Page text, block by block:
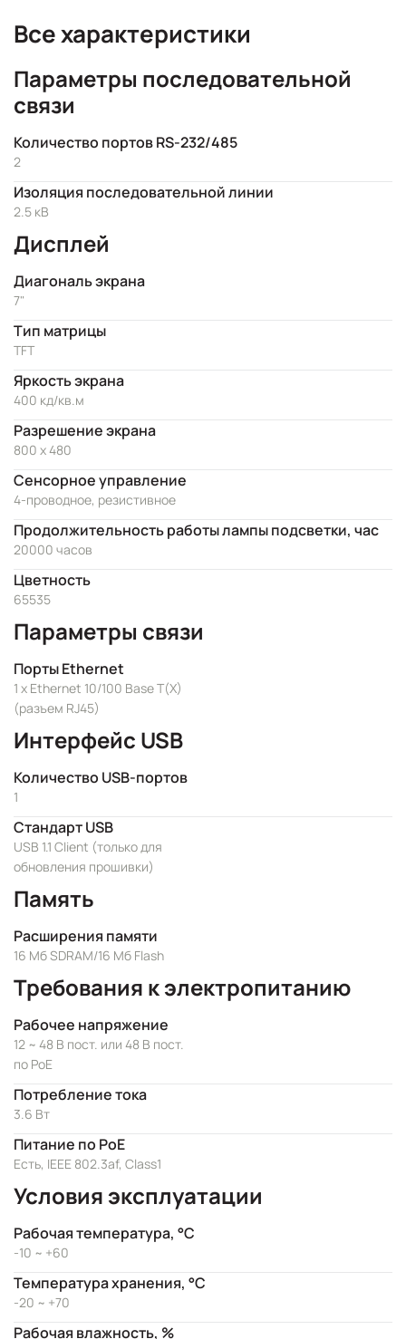
Все характеристики
Параметры последовательной
связи
Количество портов RS-232/485
2
Изоляция последовательной линии
2.5 кВ
Дисплей
Диагональ экрана
7"
Тип матрицы
TFT
Яркость экрана
400 кд/кв.м
Разрешение экрана
800 x 480
Сенсорное управление
4-проводное, резистивное
Продолжительность работы лампы подсветки, час
20000 часов
Цветность
65535
Параметры связи
Порты Ethernet
1 x Ethernet 10/100 Base T(X)
(разъем RJ45)
Интерфейс USB
Количество USB-портов
1
Стандарт USB
USB 1.1 Client (только для
обновления прошивки)
Память
Расширения памяти
16 Мб SDRAM/16 Мб Flash
Требования к электропитанию
Рабочее напряжение
12 ~ 48 В пост. или 48 В пост.
по PoE
Потребление тока
3.6 Вт
Питание по PoE
Есть, IEEE 802.3af, Class1
Условия эксплуатации
Рабочая температура, °C
-10 ~ +60
Температура хранения, °C
-20 ~ +70
Рабочая влажность, %